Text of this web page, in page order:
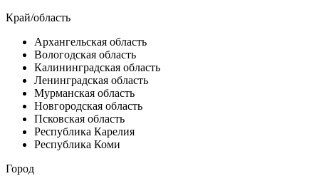
Край/область
Архангельская область
Вологодская область
Калининградская область
Ленинградская область
Мурманская область
Новгородская область
Псковская область
Республика Карелия
Республика Коми
Город